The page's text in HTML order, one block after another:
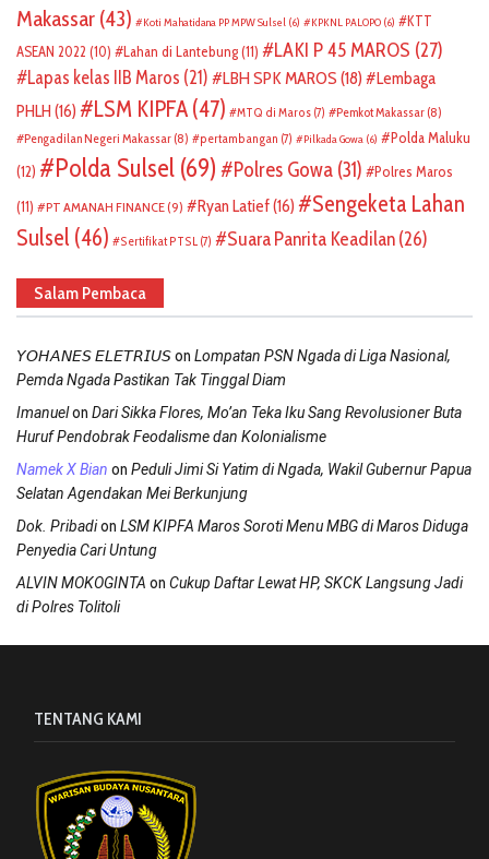
Makassar (43) Koti Mahatidana PP MPW Sulsel (6) KPKNL PALOPO (6)
KTT
ASEAN 2022 (10) Lahan di Lantebung(11) LAKI P 45 MAROS (27)
Lapas kelas IIB Maros (21) LBH SPK MAROS (18)
Lembaga
PHLH (16) LSM KIPFA (47) MTQ di Maros (7) Pemkot Makassar (8)
Pengadilan Negeri Makassar (8) pertambangan (7) Pilkada Gowa (6)
Polda Maluku
(12)
Polda Sulsel (69) Polres Gowa (31)
Polres Maros
(11)
PT AMANAH FINANCE(9) Ryan Latief(16)
Sengeketa Lahan
Sulsel (46) Sertifikat PTSL (7) Suara Panrita Keadilan(26)
Salam Pembaca
𝘠𝘖𝘏𝘈𝘕𝘌𝘚 𝘌𝘓𝘌𝘛𝘙𝘐𝘜𝘚on Lompatan PSN Ngada di Liga Nasional,
Pemda Ngada Pastikan Tak Tinggal Diam
Imanuelon Dari Sikka Flores, Mo’an Teka Iku Sang Revolusioner Buta
Huruf Pendobrak Feodalisme dan Kolonialisme
Namek X Bian on Peduli Jimi Si Yatim di Ngada, Wakil Gubernur Papua
Selatan Agendakan Mei Berkunjung
Dok. Pribadion LSM KIPFA Maros Soroti Menu MBG di Maros Diduga
Penyedia Cari Untung
ALVIN MOKOGINTA on Cukup Daftar Lewat HP, SKCK Langsung Jadi
di Polres Tolitoli
TENTANG KAMI